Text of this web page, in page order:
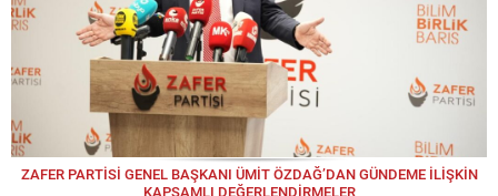
ZAFER PARTİSİ GENEL BAŞKANI ÜMİT ÖZDAĞ’DAN GÜNDEME İLİŞKİN
KAPSAMLI DEĞERLENDİRMELER